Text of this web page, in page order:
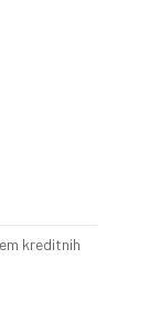
kreditnih